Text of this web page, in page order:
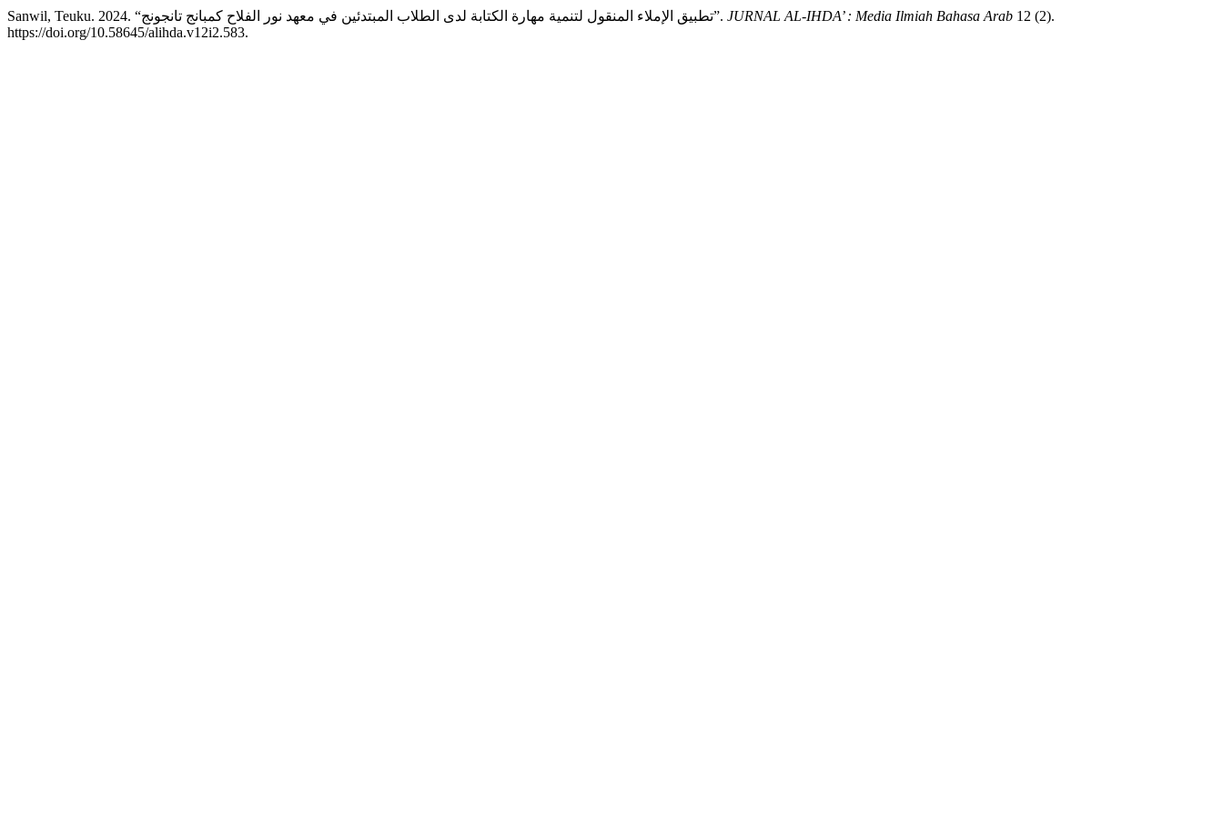
Sanwil, Teuku. 2024. “تطبيق الإملاء المنقول لتنمية مهارة الكتابة لدى الطلاب المبتدئين في معهد نور الفلاح كمبانج تانجونج”. JURNAL AL-IHDA’ : Media Ilmiah Bahasa Arab 12 (2).
https://doi.org/10.58645/alihda.v12i2.583.